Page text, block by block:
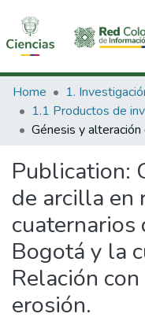
Communities &
All of DSpace
Home
Publication:
de arcilla en
cuaternarios
Bogotá y la
Relación
erosión.